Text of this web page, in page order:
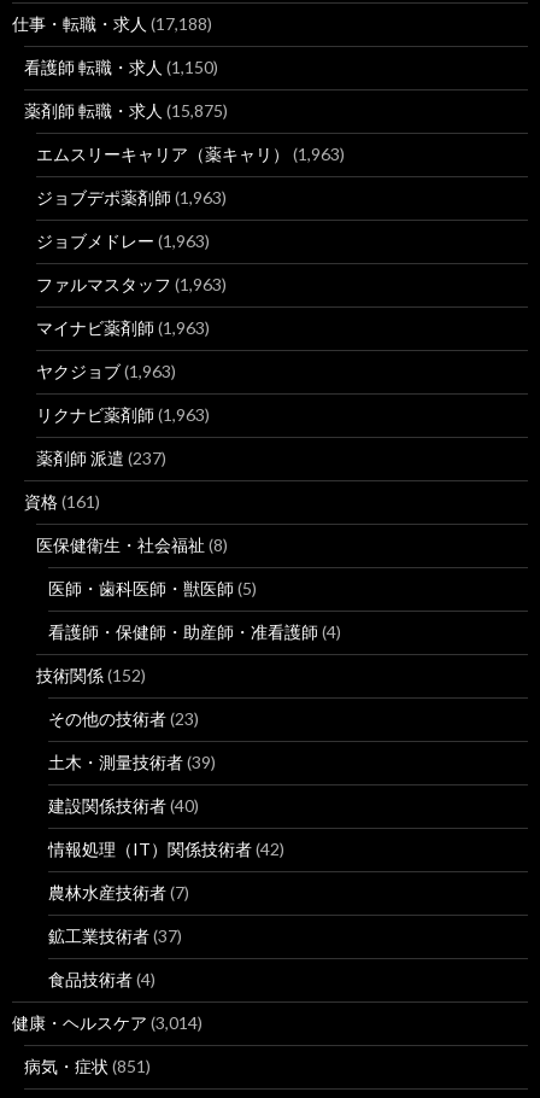
仕事・転職・求人 (17,188)
看護師 転職・求人 (1,150)
薬剤師 転職・求人 (15,875)
エムスリーキャリア（薬キャリ） (1,963)
ジョブデポ薬剤師 (1,963)
ジョブメドレー (1,963)
ファルマスタッフ (1,963)
マイナビ薬剤師 (1,963)
ヤクジョブ(1,963)
リクナビ薬剤師 (1,963)
薬剤師 派遣 (237)
資格(161)
医保健衛生・社会福祉 (8)
医師・歯科医師・獣医師 (5)
看護師・保健師・助産師・准看護師 (4)
技術関係(152)
その他の技術者(23)
土木・測量技術者(39)
建設関係技術者(40)
情報処理（IT）関係技術者(42)
農林水産技術者(7)
鉱工業技術者(37)
食品技術者(4)
健康・ヘルスケア (3,014)
病気・症状 (851)